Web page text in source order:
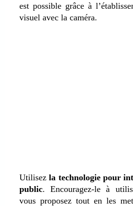
est possible grâce à
visuel avec la caméra.
Utilisezla technologie pour
public. Encouragez-le à
vous proposez tout en les